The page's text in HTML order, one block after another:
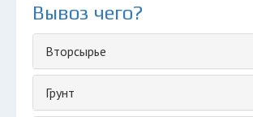
Вывоз чего?
Вторсырье
Грунт